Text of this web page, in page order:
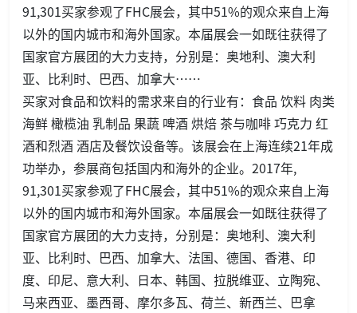
91,301买家参观了FHC展会，其中51%的观众来自上海
以外的国内城市和海外国家。本届展会一如既往获得了
国家官方展团的大力支持，分别是：奥地利、澳大利
亚、比利时、巴西、加拿大……
买家对食品和饮料的需求来自的行业有：食品 饮料 肉类
海鲜 橄榄油 乳制品 果蔬 啤酒 烘焙 茶与咖啡 巧克力 红
酒和烈酒 酒店及餐饮设备等。该展会在上海连续21年成
功举办，参展商包括国内和海外的企业。2017年,
91,301买家参观了FHC展会，其中51%的观众来自上海
以外的国内城市和海外国家。本届展会一如既往获得了
国家官方展团的大力支持，分别是：奥地利、澳大利
亚、比利时、巴西、加拿大、法国、德国、香港、印
度、印尼、意大利、日本、韩国、拉脱维亚、立陶宛、
马来西亚、墨西哥、摩尔多瓦、荷兰、新西兰、巴拿